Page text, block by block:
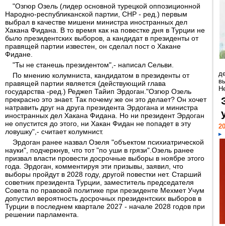
"Озгюр Озель (лидер основной турецкой оппозиционной
Народно-республиканской партии, СНР - ред.) первым
выбрал в качестве мишени министра иностранных дел
Хакана Фидана. В то время как на повестке дня в Турции не
было президентских выборов, а кандидат в президенты от
правящей партии известен, он сделал пост о Хакане
Фидане.
"Ты не станешь президентом",- написал Сельви.
По мнению колумниста, кандидатом в президенты от
правящей партии является (действующий глава
государства -ред.) Реджеп Тайип Эрдоган."Озгюр Озель
прекрасно это знает. Так почему же он это делает? Он хочет
натравить друг на друга президента Эрдогана и министра
иностранных дел Хакана Фидана. Но ни президент Эрдоган
не опустится до этого, ни Хакан Фидан не попадет в эту
ловушку",- считает колумнист.
Эрдоган ранее назвал Озеля "объектом психиатрической
науки", подчеркнув, что тот "по уши в грязи".Озель ранее
призвал власти провести досрочные выборы в ноябре этого
года. Эрдоган, комментируя эти призывы, заявил, что
выборы пройдут в 2028 году, другой повестки нет. Старший
советник президента Турции, заместитель председателя
Совета по правовой политике при президенте Мехмет Учум
допустил вероятность досрочных президентских выборов в
Турции в последнем квартале 2027 - начале 2028 годов при
решении парламента.